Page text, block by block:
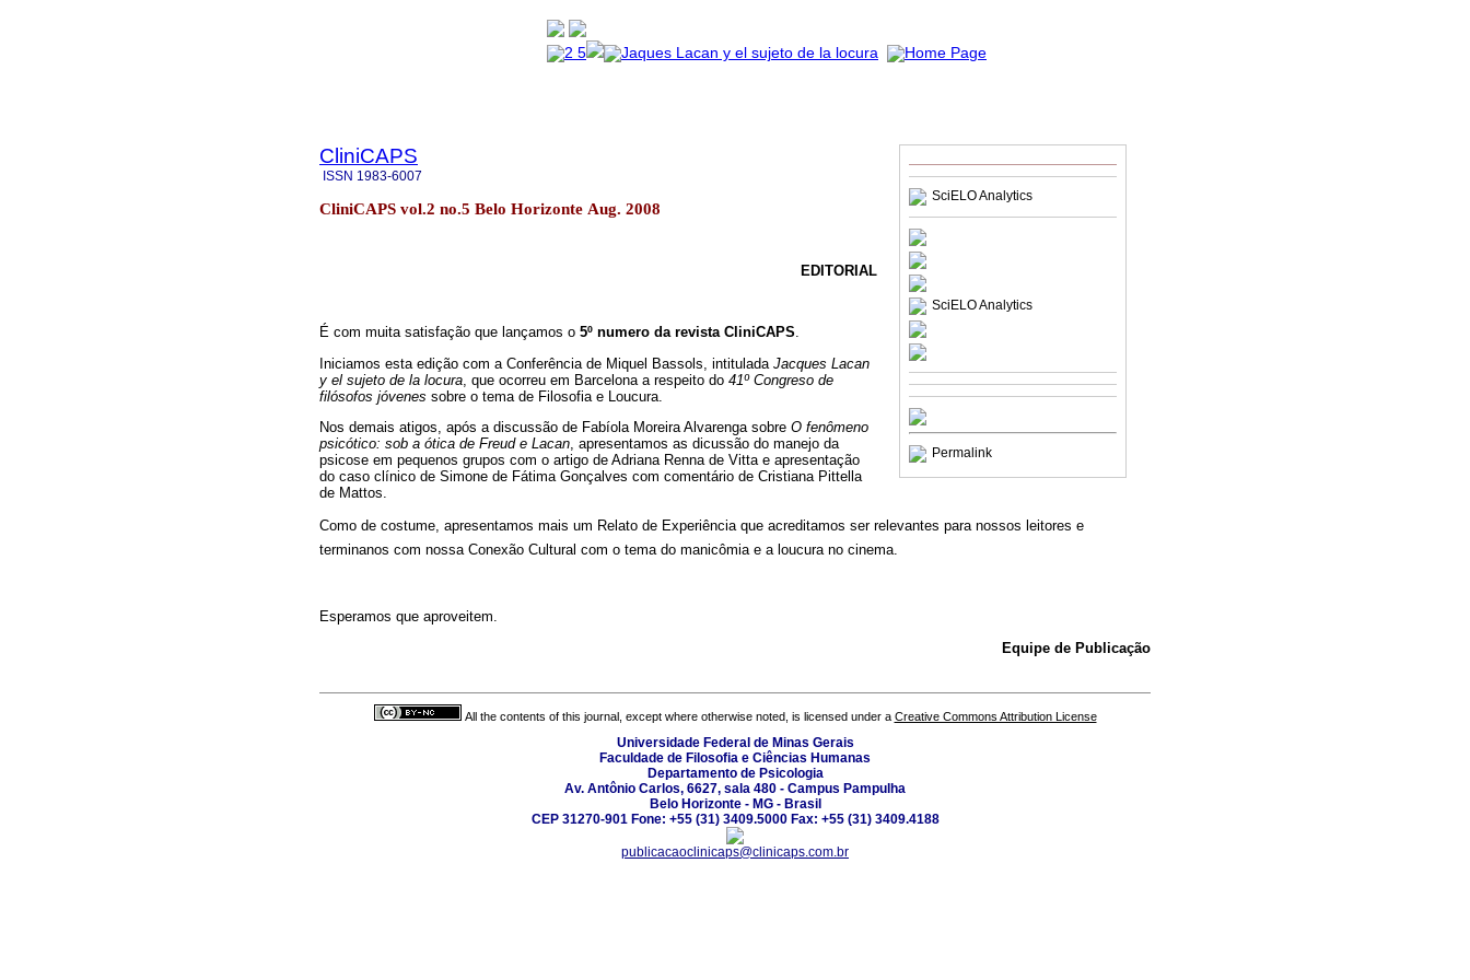
SciELO Analytics
SciELO Analytics
Permalink
CliniCAPS
ISSN 1983-6007
CliniCAPS vol.2 no.5 Belo Horizonte Aug. 2008
EDITORIAL
É com muita satisfação que lançamos o 5º numero da revista CliniCAPS.
Iniciamos esta edição com a Conferência de Miquel Bassols, intitulada Jacques Lacan
y el sujeto de la locura , que ocorreu em Barcelona a respeito do 41º Congreso de
filósofos jóvenes sobre o tema de Filosofia e Loucura.
Nos demais atigos, após a discussão de Fabíola Moreira Alvarenga sobre O fenômeno
psicótico: sob a ótica de Freud e Lacan , apresentamos as dicussão do manejo da
psicose em pequenos grupos com o artigo de Adriana Renna de Vitta e apresentação
do caso clínico de Simone de Fátima Gonçalves com comentário de Cristiana Pittella
de Mattos.
Como de costume, apresentamos mais um Relato de Experiência que acreditamos ser relevantes para nossos leitores e
terminanos com nossa Conexão Cultural com o tema do manicômia e a loucura no cinema.
Esperamos que aproveitem.
Equipe de Publicação
All the contents of this journal, except where otherwise noted, is licensed under a Creative Commons Attribution License
Universidade Federal de Minas Gerais
Faculdade de Filosofia e Ciências Humanas
Departamento de Psicologia
Av. Antônio Carlos, 6627, sala 480 - Campus Pampulha
Belo Horizonte - MG - Brasil
CEP 31270-901 Fone: +55 (31) 3409.5000 Fax: +55 (31) 3409.4188
publicacaoclinicaps@clinicaps.com.br